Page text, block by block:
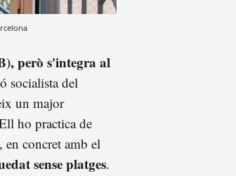
però s'integra al
socialista del
un major
ho practica de
en concret amb el
sense platges.